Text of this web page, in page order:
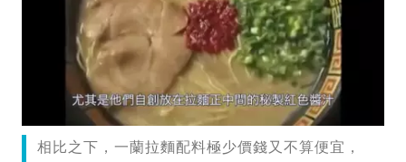
相比之下，一蘭拉麵配料極少價錢又不算便宜，